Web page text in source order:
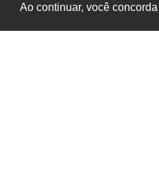
Ao continuar, você